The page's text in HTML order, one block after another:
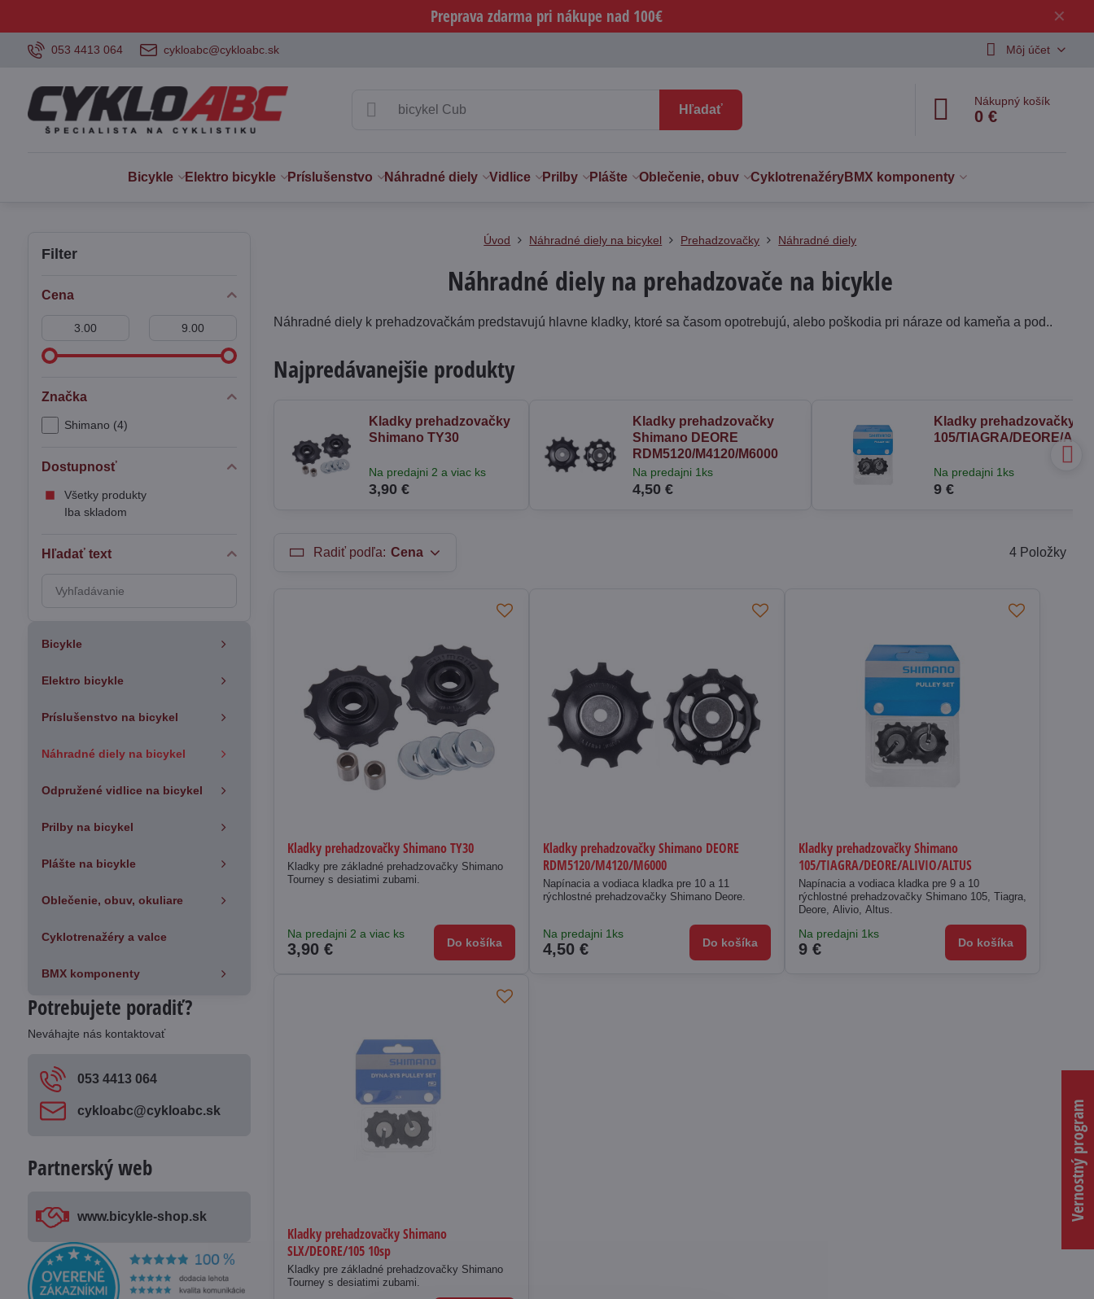
✕
Preprava zdarma pri nákupe nad 100€
053 4413 064 cykloabc@cykloabc.sk Môj účet
Hľadať
Nákupný košík
0 €
Bicykle Elektro bicykle Príslušenstvo Náhradné diely Vidlice Prilby Plášte Oblečenie, obuv CyklotrenažéryBMX komponenty
Úvod Náhradné diely na bicykel Prehadzovačky Náhradné diely
Náhradné diely na prehadzovače na bicykle
Náhradné diely k prehadzovačkám predstavujú hlavne kladky, ktoré sa časom opotrebujú, alebo poškodia pri náraze od kameňa a pod..
Najpredávanejšie produkty
Kladky prehadzovačky
Shimano TY30
Na predajni 2 a viac ks
3,90 €
Kladky prehadzovačky
Shimano DEORE
RDM5120/M4120/M6000
Na predajni 1ks
4,50 €
Kladky prehadzovačky
105/TIAGRA/DEORE/
Na predajni 1ks
9 €
Radiť podľa: Cena 4 Položky
Kladky prehadzovačky Shimano TY30
Kladky pre základné prehadzovačky Shimano
Tourney s desiatimi zubami.
Na predajni 2 a viac ks
3,90 € Do košíka
Kladky prehadzovačky Shimano DEORE
RDM5120/M4120/M6000
Napínacia a vodiaca kladka pre 10 a 11
rýchlostné prehadzovačky Shimano Deore.
Na predajni 1ks
4,50 € Do košíka
Kladky prehadzovačky Shimano
105/TIAGRA/DEORE/ALIVIO/ALTUS
Napínacia a vodiaca kladka pre 9 a 10
rýchlostné prehadzovačky Shimano 105, Tiagra,
Deore, Alivio, Altus.
Na predajni 1ks
9 € Do košíka
Kladky prehadzovačky Shimano
SLX/DEORE/105 10sp
Kladky pre základné prehadzovačky Shimano
Tourney s desiatimi zubami.
Filter
Cena
Značka
Shimano (4)
Dostupnosť
Všetky produkty
Iba skladom
Hľadať text
výsledky
fulltextom
Potrebujete poradiť?
Neváhajte nás kontaktovať
053 4413 064
cykloabc​@cykloabc​.sk
Partnerský web
www​.bicykle-shop​.sk
Bicykle
Elektro bicykle
Príslušenstvo na bicykel
Náhradné diely na bicykel
Odpružené vidlice na bicykel
Prilby na bicykel
Plášte na bicykle
Oblečenie, obuv, okuliare
Cyklotrenažéry a valce
BMX komponenty
Vernostný program